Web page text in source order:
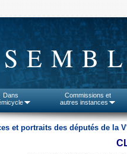
Dans
Commissions et
autres instances
et portraits des députés de la V